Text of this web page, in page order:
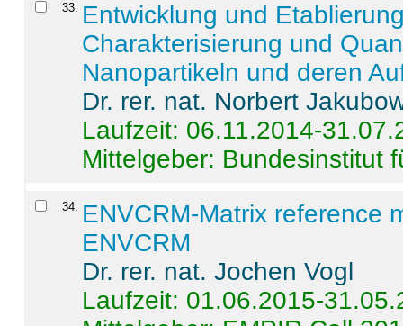
33. Entwicklung und
Charakterisierung und
Nanopartikeln und deren
Dr. rer. nat. Norbert
Laufzeit: 06.11.2014-
Mittelgeber: Bundesinstitut
34. ENVCRM-Matrix reference
ENVCRM
Dr. rer. nat. Jochen Vogl
Laufzeit: 01.06.2015-